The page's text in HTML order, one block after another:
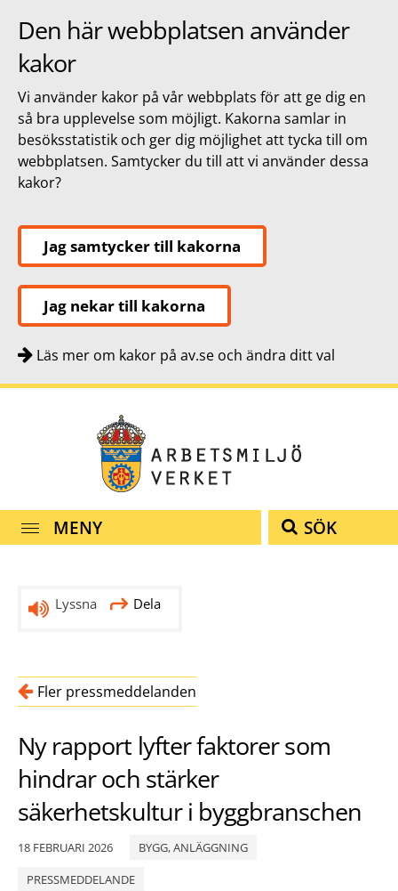
Den här webbplatsen använder
kakor
Vi använder kakor på vår webbplats för att ge dig en
så bra upplevelse som möjligt. Kakorna samlar in
besöksstatistik och ger dig möjlighet att tycka till om
webbplatsen. Samtycker du till att vi använder dessa
kakor?
Jag samtycker till kakorna
Jag nekar till kakorna
Läs mer om kakor på av.se och ändra ditt val
MENY SÖK
Lyssna Dela
Fler pressmeddelanden
Ny rapport lyfter faktorer som
hindrar och stärker
säkerhetskultur i byggbranschen
18 FEBRUARI 2026
BYGG, ANLÄGGNING
PRESSMEDDELANDE